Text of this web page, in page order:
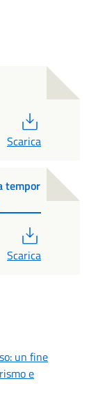
Scarica
tempor
Scarica
un fine
e